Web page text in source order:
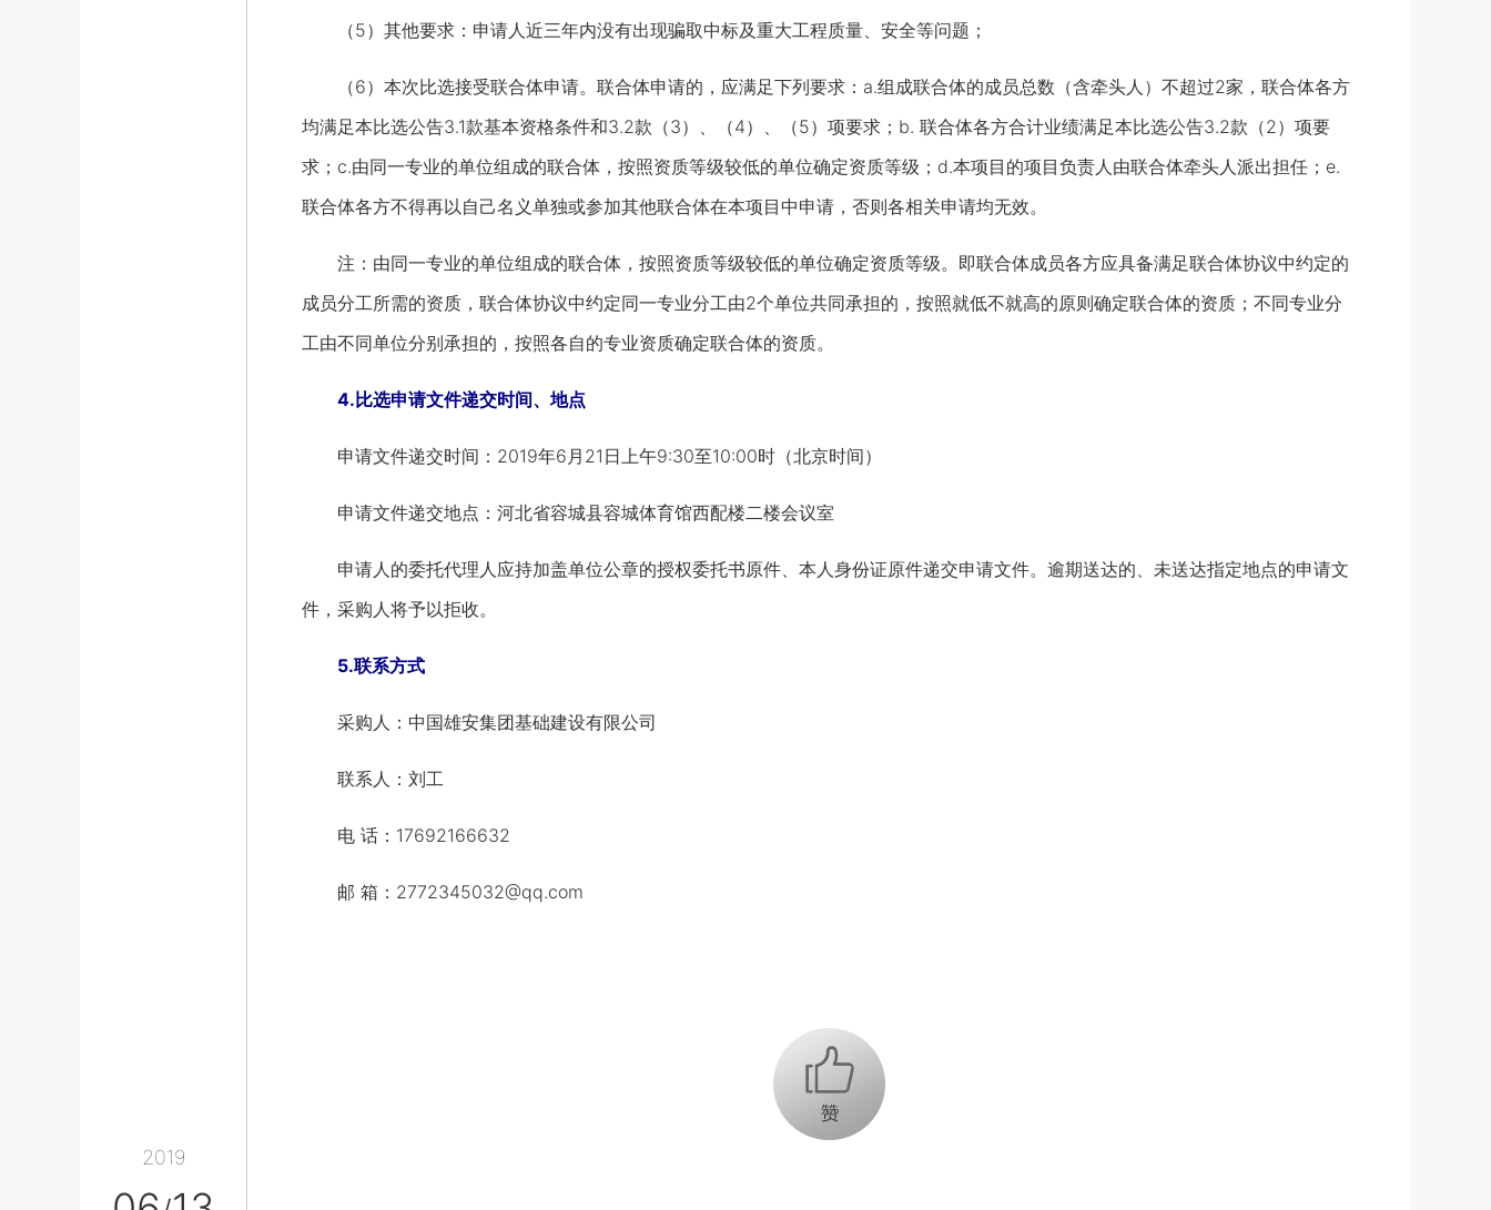
2019
（5）其他要求：申请人近三年内没有出现骗取中标及重大工程质量、安全等问题；
（6）本次比选接受联合体申请。联合体申请的，应满足下列要求：a.组成联合体的成员总数（含牵头人）不超过2家，联合体各方
均满足本比选公告3.1款基本资格条件和3.2款（3）、（4）、（5）项要求；b. 联合体各方合计业绩满足本比选公告3.2款（2）项要
求；c.由同一专业的单位组成的联合体，按照资质等级较低的单位确定资质等级；d.本项目的项目负责人由联合体牵头人派出担任；e.
联合体各方不得再以自己名义单独或参加其他联合体在本项目中申请，否则各相关申请均无效。
注：由同一专业的单位组成的联合体，按照资质等级较低的单位确定资质等级。即联合体成员各方应具备满足联合体协议中约定的
成员分工所需的资质，联合体协议中约定同一专业分工由2个单位共同承担的，按照就低不就高的原则确定联合体的资质；不同专业分
工由不同单位分别承担的，按照各自的专业资质确定联合体的资质。
4.比选申请文件递交时间、地点
申请文件递交时间：2019年6月21日上午9:30至10:00时（北京时间）
申请文件递交地点：河北省容城县容城体育馆西配楼二楼会议室
申请人的委托代理人应持加盖单位公章的授权委托书原件、本人身份证原件递交申请文件。逾期送达的、未送达指定地点的申请文
件，采购人将予以拒收。
5.联系方式
采购人：中国雄安集团基础建设有限公司
联系人：刘工
电 话：17692166632
邮 箱：2772345032@qq.com
+1